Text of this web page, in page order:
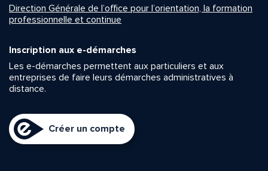
Direction Générale de l’office pour l’orientation, la formation
professionnelle et continue
Inscription aux e-démarches
Les e-démarches permettent aux particuliers et aux
entreprises de faire leurs démarches administratives à
distance.
Créer un compte